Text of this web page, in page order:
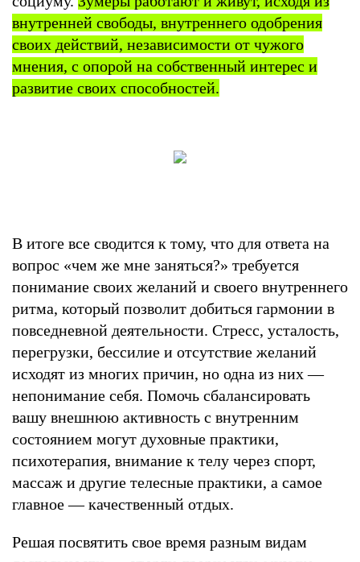
внутренней свободы, внутреннего одобрения
своих действий, независимости от чужого
мнения, с опорой на собственный интерес и
развитие своих способностей.
В итоге все сводится к тому, что для ответа на
вопрос «чем же мне заняться?» требуется
понимание своих желаний и своего внутреннего
ритма, который позволит добиться гармонии в
повседневной деятельности. Стресс, усталость,
перегрузки, бессилие и отсутствие желаний
исходят из многих причин, но одна из них —
непонимание себя. Помочь сбалансировать
вашу внешнюю активность с внутренним
состоянием могут духовные практики,
психотерапия, внимание к телу через спорт,
массаж и другие телесные практики, а самое
главное — качественный отдых.
Решая посвятить свое время разным видам